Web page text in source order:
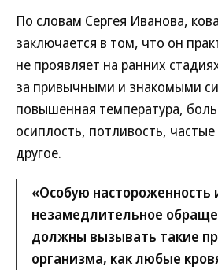
По словам Сергея Иванова,
заключается в том, что он
не проявляет на ранних
за привычными и знакомыми
повышенная температура, боль
осиплость, потливость,
другое.
«Особую настороженность
незамедлительное
должны вызывать такие
организма, как любые